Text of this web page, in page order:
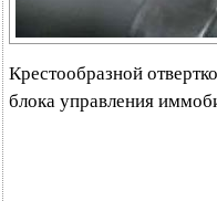
Крестообразной
блока управления